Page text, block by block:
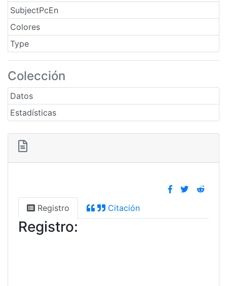
SubjectPcEn
Colores
Type
Colección
Datos
Estadísticas
Registro Citación
Registro: